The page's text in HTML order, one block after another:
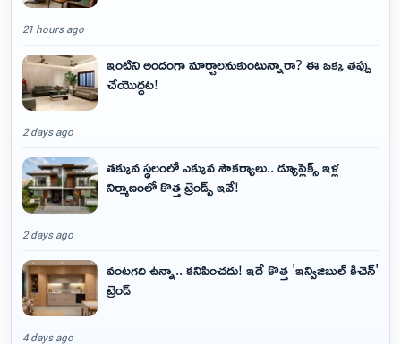
21 hours ago
ఇంటిని అందంగా మార్చాలనుకుంటున్నారా? ఈ ఒక్క తప్పు
చేయొద్దట!
2 days ago
తక్కువ స్థలంలో ఎక్కువ సౌకర్యాలు.. డ్యూప్లెక్స్ ఇళ్ల
నిర్మాణంలో కొత్త ట్రెండ్స్ ఇవే!
2 days ago
వంటగది ఉన్నా.. కనిపించదు! ఇదే కొత్త 'ఇన్విజిబుల్ కిచెన్'
ట్రెండ్
4 days ago